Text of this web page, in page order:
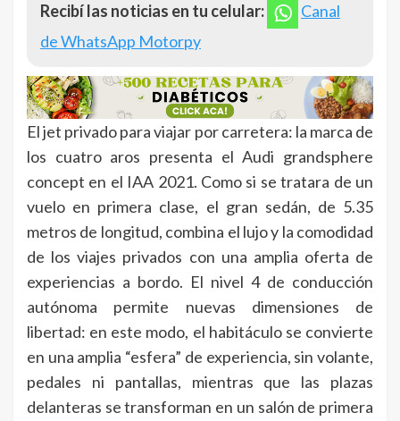
Recibí las noticias en tu celular:
Canal
de WhatsApp Motorpy
El jet privado para viajar por carretera: la marca de
los cuatro aros presenta el Audi grandsphere
concept en el IAA 2021. Como si se tratara de un
vuelo en primera clase, el gran sedán, de 5.35
metros de longitud, combina el lujo y la comodidad
de los viajes privados con una amplia oferta de
experiencias a bordo. El nivel 4 de conducción
autónoma permite nuevas dimensiones de
libertad: en este modo, el habitáculo se convierte
en una amplia “esfera” de experiencia, sin volante,
pedales ni pantallas, mientras que las plazas
delanteras se transforman en un salón de primera